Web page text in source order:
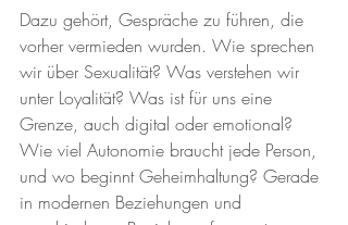
Dazu gehört, Gespräche zu führen, die
vorher vermieden wurden. Wie sprechen
wir über Sexualität? Was verstehen wir
unter Loyalität? Was ist für uns eine
Grenze, auch digital oder emotional?
Wie viel Autonomie braucht jede Person,
und wo beginnt Geheimhaltung? Gerade
in modernen Beziehungen und